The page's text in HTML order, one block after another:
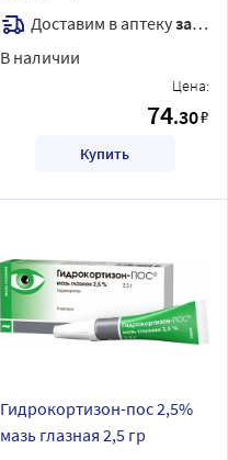
Доставим в аптекузавтра
В наличии
Цена:
74.30₽
Купить
Гидрокортизон-пос 2,5%
мазь глазная 2,5 гр